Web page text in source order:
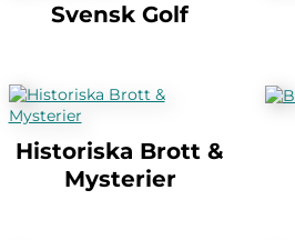
Svensk Golf
Historiska Brott &
Mysterier